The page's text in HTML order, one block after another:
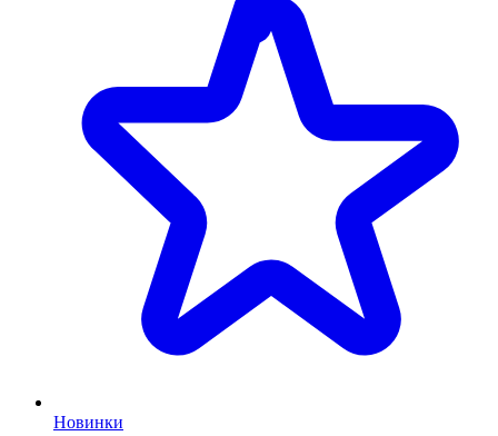
Новинки